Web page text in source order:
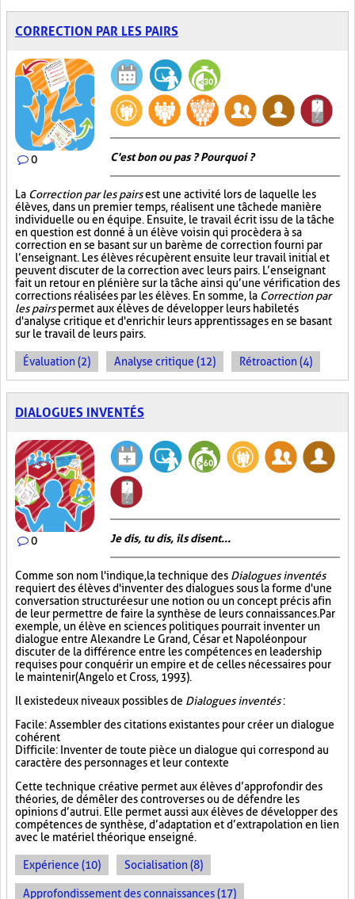
CORRECTION PAR LES PAIRS
0 C'est bon ou pas ? Pourquoi ?
La Correction par les pairsest une activité lors de laquelle les
élèves, dans un premier temps, réalisent une tâche de manière
individuelle ou en équipe. Ensuite, le travail écrit issu de la tâche
en question est donné à un élève voisin qui procèdera à sa
correction en se basant sur un barème de correction fourni par
l’enseignant. Les élèves récupèrent ensuite leur travail initial et
peuvent discuter de la correction avec leurs pairs. L’enseignant
fait un retour en plénière sur la tâche ainsi qu’une vérification des
corrections réalisées par les élèves. En somme, la Correction par
les pairspermet aux élèves de développer leurs habiletés
d'analyse critique et d'enrichir leurs apprentissages en se basant
sur le travail de leurs pairs.
Évaluation (2) Analyse critique (12) Rétroaction (4)
DIALOGUES INVENTÉS
0 Je dis, tu dis, ils disent...
Comme son nom l'indique, la technique des Dialogues inventés
requiert des élèves d'inventer des dialogues sous la forme d'une
conversation structurée sur une notion ou un concept précis afin
de leur permettre de faire la synthèse de leurs connaissances. Par
exemple, un élève en sciences politiques pourrait inventer un
dialogue entre Alexandre Le Grand, César et Napoléon pour
discuter de la différence entre les compétences en leadership
requises pour conquérir un empire et de celles nécessaires pour
le maintenir (Angelo et Cross, 1993).
Il existe deux niveaux possibles de Dialogues inventés:
Facile : Assembler des citations existantes pour créer un dialogue
cohérent
Difficile : Inventer de toute pièce un dialogue qui correspond au
caractère des personnages et leur contexte
Cette technique créative permet aux élèves d’approfondir des
théories, de démêler des controverses ou de défendre les
opinions d’autrui. Elle permet aussi aux élèves de développer des
compétences de synthèse, d’adaptation et d’extrapolation en lien
avec le matériel théorique enseigné.
Expérience (10) Socialisation (8)
Approfondissement des connaissances (17)